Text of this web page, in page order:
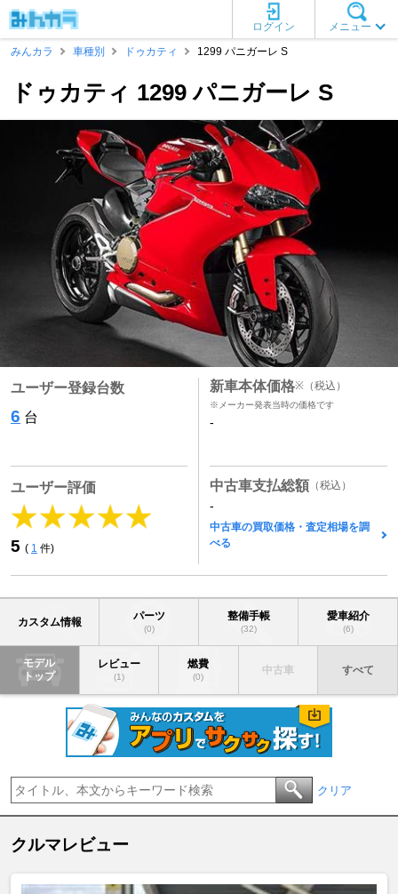
メニュー
ログイン
みんカラ
車種別 ドゥカティ 1299 パニガーレ S
ドゥカティ 1299 パニガーレ S
ユーザー登録台数
6 台
ユーザー評価
5 ( 1 件)
新車本体価格※ （税込）
※メーカー発表当時の価格です
-
中古車支払総額 （税込）
-
中古車の買取価格・査定相場を調
べる
カスタム情報 パーツ
(0)
整備手帳
(32)
愛車紹介
(6)
モデル
トップ
レビュー
(1)
燃費
(0)
中古車 すべて
クリア
クルマレビュー